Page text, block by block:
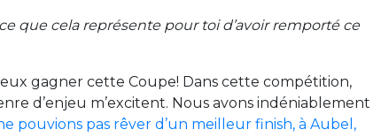
que cela représente pour toi d’avoir remporté ce
gagner cette Coupe! Dans cette compétition,
d’enjeu m’excitent. Nous avons indéniablement
pouvions pas rêver d’un meilleur finish, à Aubel,